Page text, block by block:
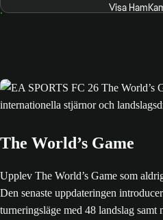
Visa
The World’s Game
Upplev The World’s Game som
Den senaste uppdateringen
turneringsläge med 48 landslag samt